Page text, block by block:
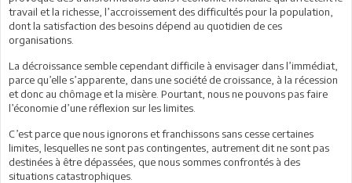
travail et la richesse, l’accroissement des difficultés pour la population,
dont la satisfaction des besoins dépend au quotidien de ces
organisations.
La décroissance semble cependant difficile à envisager dans l’immédiat,
parce qu’elle s’apparente, dans une société de croissance, à la récession
et donc au chômage et la misère. Pourtant, nous ne pouvons pas faire
l’économie d’une réflexion sur les limites.
C’est parce que nous ignorons et franchissons sans cesse certaines
limites, lesquelles ne sont pas contingentes, autrement dit ne sont pas
destinées à être dépassées, que nous sommes confrontés à des
situations catastrophiques.